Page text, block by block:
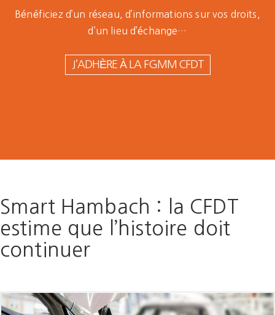
Bénéficiez d’un réseau, d’informations sur vos droits,
d’un lieu d’échange…
J’ADHÈRE À LA FGMM CFDT
Smart Hambach : la CFDT
estime que l’histoire doit
continuer